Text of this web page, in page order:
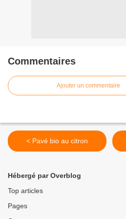
Commentaires
Ajouter un commentaire
< Pavé bio au citron
Hébergé par Overblog
Top articles
Pages